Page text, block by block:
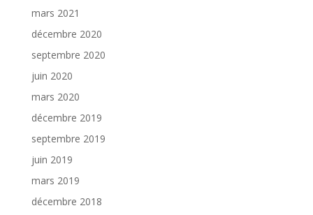
mars 2021
décembre 2020
septembre 2020
juin 2020
mars 2020
décembre 2019
septembre 2019
juin 2019
mars 2019
décembre 2018